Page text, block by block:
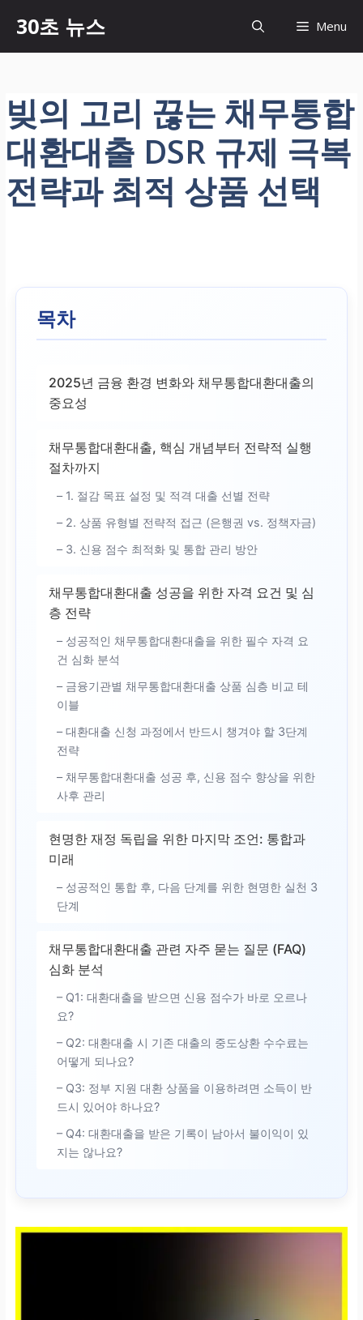
츠
너
뛰
기
30초 뉴스 Menu
빚의 고리 끊는 채무통합
대환대출 DSR 규제 극복
전략과 최적 상품 선택
목차
2025년 금융 환경 변화와 채무통합대환대출의
중요성
채무통합대환대출, 핵심 개념부터 전략적 실행
절차까지
– 1. 절감 목표 설정 및 적격 대출 선별 전략
– 2. 상품 유형별 전략적 접근 (은행권 vs. 정책자금)
– 3. 신용 점수 최적화 및 통합 관리 방안
채무통합대환대출 성공을 위한 자격 요건 및 심
층 전략
– 성공적인 채무통합대환대출을 위한 필수 자격 요
건 심화 분석
– 금융기관별 채무통합대환대출 상품 심층 비교 테
이블
– 대환대출 신청 과정에서 반드시 챙겨야 할 3단계
전략
– 채무통합대환대출 성공 후, 신용 점수 향상을 위한
사후 관리
현명한 재정 독립을 위한 마지막 조언: 통합과
미래
– 성공적인 통합 후, 다음 단계를 위한 현명한 실천 3
단계
채무통합대환대출 관련 자주 묻는 질문 (FAQ)
심화 분석
– Q1: 대환대출을 받으면 신용 점수가 바로 오르나
요?
– Q2: 대환대출 시 기존 대출의 중도상환 수수료는
어떻게 되나요?
– Q3: 정부 지원 대환 상품을 이용하려면 소득이 반
드시 있어야 하나요?
– Q4: 대환대출을 받은 기록이 남아서 불이익이 있
지는 않나요?